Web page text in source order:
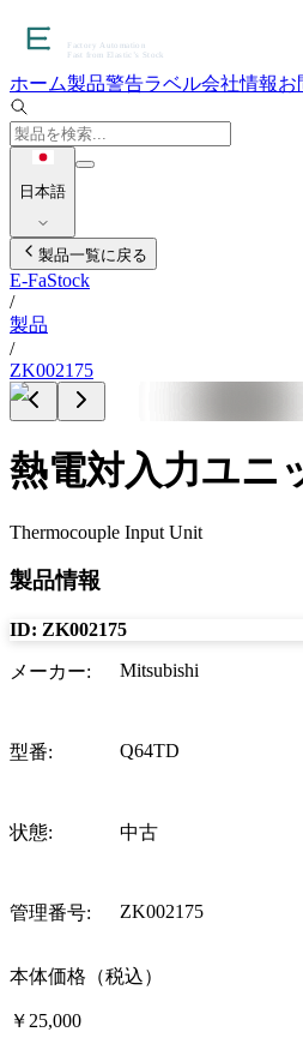
ホーム製品警告ラベル会社情報お
日本語
製品一覧に戻る
E-FaStock
/
製品
/
ZK002175
熱電対入力ユニ
Thermocouple Input Unit
製品情報
ID: ZK002175
メーカー: Mitsubishi
型番: Q64TD
状態: 中古
管理番号: ZK002175
本体価格（税込）
￥25,000